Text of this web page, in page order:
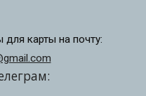
для карты на почту: